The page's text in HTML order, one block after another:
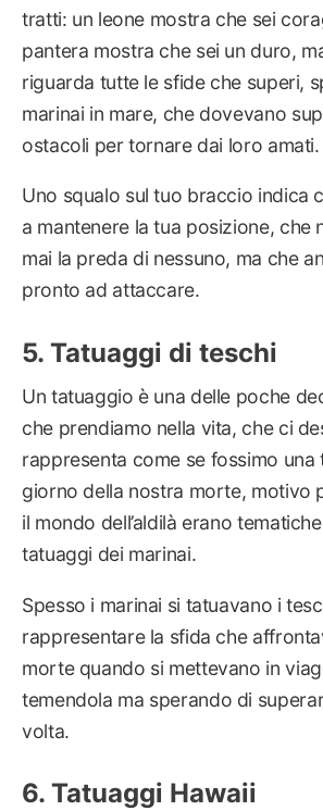
tratti: un leone mostra che sei
pantera mostra che sei un duro,
riguarda tutte le sfide che superi,
marinai in mare, che dovevano
ostacoli per tornare dai loro amati.
Uno squalo sul tuo braccio indica
a mantenere la tua posizione, che
mai la preda di nessuno, ma che
pronto ad attaccare.
Tatuaggi di teschi
Un tatuaggio è una delle poche
che prendiamo nella vita, che ci
rappresenta come se fossimo una
giorno della nostra morte, motivo
il mondo dell’aldilà erano
tatuaggi dei marinai.
Spesso i marinai si tatuavano i
rappresentare la sfida che
morte quando si mettevano in
temendola ma sperando di
volta.
Tatuaggi Hawaii